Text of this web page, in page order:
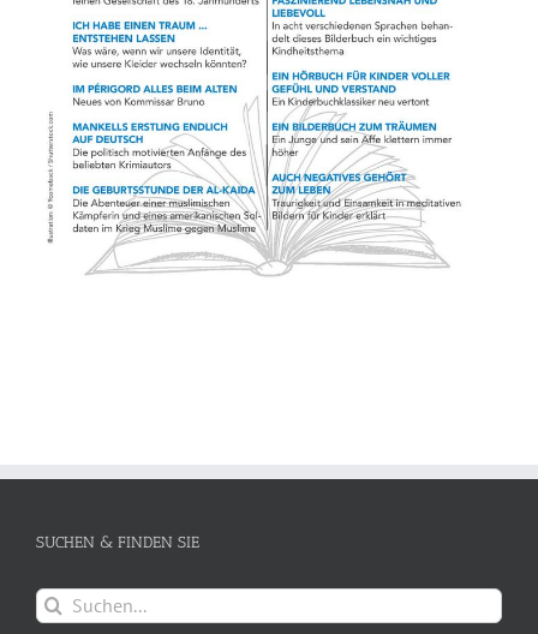
SUCHEN & FINDEN SIE
Suche
nach: